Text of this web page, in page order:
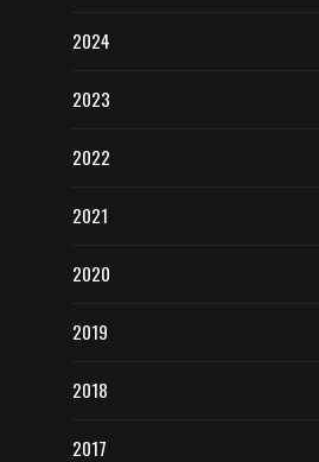
2024
2023
2022
2021
2020
2019
2018
2017